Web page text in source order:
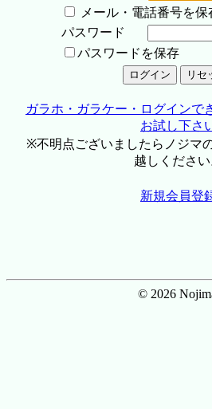
メール・電話番号を保
パスワード
パスワードを保存
ガラホ・ガラケー・ログインで
お試し下さ
※不明点ございましたらノジマ
越しください
新規会員登
© 2026